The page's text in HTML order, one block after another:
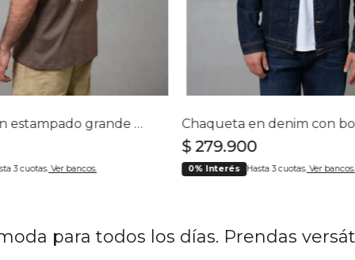
Chaquetas y Chalecos
Camiseta con estampado grande en espalda para hombre
3 cuotas.Ver bancos.
$ 279.900
0% Interés Hasta 3 cuotas.Ver bancos.
para todos los días. Prendas